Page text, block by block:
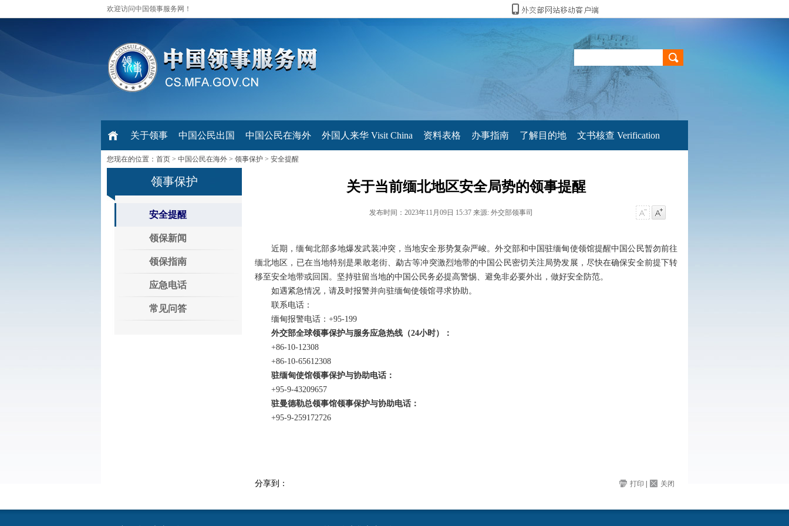
欢迎访问中国领事服务网！
关于领事 中国公民出国 中国公民在海外 外国人来华 Visit China 资料表格 办事指南 了解目的地 文书核查 Verification
您现在的位置： 首页 > 中国公民在海外 > 领事保护 > 安全提醒
领事保护
安全提醒
领保新闻
领保指南
应急电话
常见问答
关于当前缅北地区安全局势的领事提醒
发布时间：2023年11月09日 15:37 来源: 外交部领事司
近期，缅甸北部多地爆发武装冲突，当地安全形势复杂严峻。外交部和中国驻缅甸使领馆提醒中国公民暂勿前往
缅北地区，已在当地特别是果敢老街、勐古等冲突激烈地带的中国公民密切关注局势发展，尽快在确保安全前提下转
移至安全地带或回国。坚持驻留当地的中国公民务必提高警惕、避免非必要外出，做好安全防范。
如遇紧急情况，请及时报警并向驻缅甸使领馆寻求协助。
联系电话：
缅甸报警电话：+95-199
外交部全球领事保护与服务应急热线（24小时）：
+86-10-12308
+86-10-65612308
驻缅甸使馆领事保护与协助电话：
+95-9-43209657
驻曼德勒总领事馆领事保护与协助电话：
+95-9-259172726
分享到： 打印 关闭